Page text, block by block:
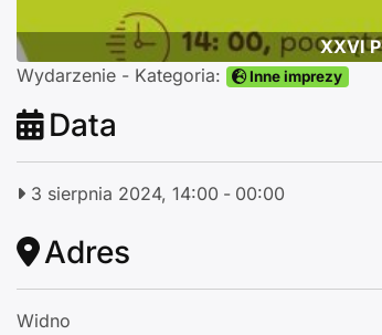
XXVI
Wydarzenie - Kategoria: Inne imprezy
Data
3 sierpnia 2024, 14:00 - 00:00
Adres
Widno